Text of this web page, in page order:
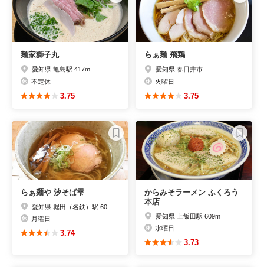
麺家獅子丸
愛知県 亀島駅 417m
不定休
3.75
らぁ麺 飛鶏
愛知県 春日井市
火曜日
3.75
らぁ麺や 汐そば雫
月曜日
3.74
からみそラーメン ふくろう
本店
愛知県 上飯田駅 609m
水曜日
3.73